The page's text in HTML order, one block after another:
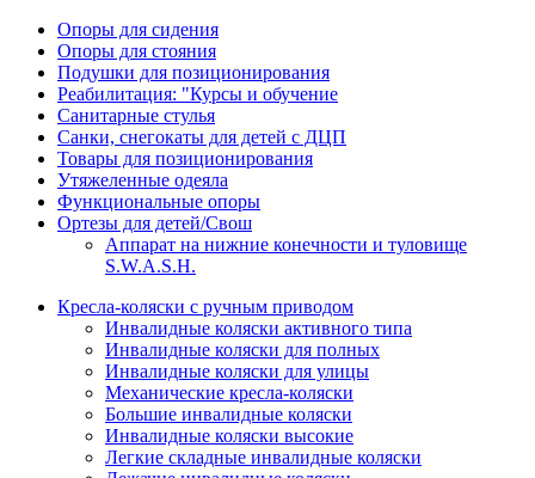
Опоры для сидения
Опоры для стояния
Подушки для позиционирования
Реабилитация: "Курсы и обучение
Санитарные стулья
Санки, снегокаты для детей с ДЦП
Товары для позиционирования
Утяжеленные одеяла
Функциональные опоры
Ортезы для детей/Свош
Аппарат на нижние конечности и туловище
S.W.A.S.H.
Кресла-коляски с ручным приводом
Инвалидные коляски активного типа
Инвалидные коляски для полных
Инвалидные коляски для улицы
Механические кресла-коляски
Большие инвалидные коляски
Инвалидные коляски высокие
Легкие складные инвалидные коляски